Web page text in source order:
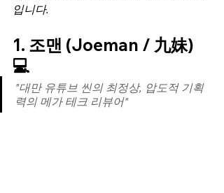
입니다.
1. 조맨 (Joeman / 九妹)
💻
"대만 유튜브 씬의 최정상, 압도적 기획
력의 메가 테크 리뷰어"